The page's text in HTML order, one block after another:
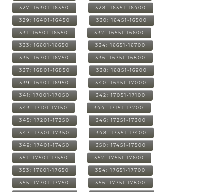
327: 16301-16350 328: 16351-16400
329: 16401-16450 330: 16451-16500
331: 16501-16550 332: 16551-16600
333: 16601-16650 334: 16651-16700
335: 16701-16750 336: 16751-16800
337: 16801-16850 338: 16851-16900
339: 16901-16950 340: 16951-17000
341: 17001-17050 342: 17051-17100
343: 17101-17150 344: 17151-17200
345: 17201-17250 346: 17251-17300
347: 17301-17350 348: 17351-17400
349: 17401-17450 350: 17451-17500
351: 17501-17550 352: 17551-17600
353: 17601-17650 354: 17651-17700
355: 17701-17750 356: 17751-17800